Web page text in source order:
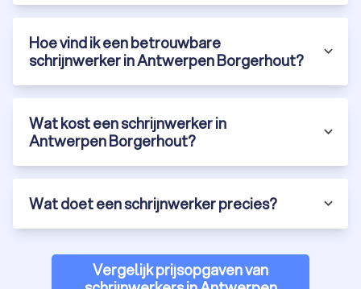
Hoe vind ik een betrouwbare
schrijnwerker in Antwerpen Borgerhout?
Wat kost een schrijnwerker in
Antwerpen Borgerhout?
Wat doet een schrijnwerker precies?
Vergelijk prijsopgaven van